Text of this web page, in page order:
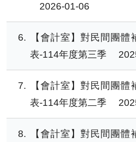
2026-01-06
6
【會計室】對民間團體
表-114年度第三季
7
【會計室】對民間團體
表-114年度第二季
8
【會計室】對民間團體